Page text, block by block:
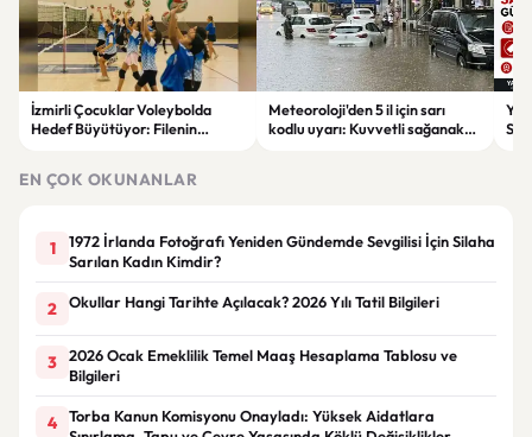
İzmirli Çocuklar Voleybolda
Hedef Büyütüyor: Filenin
Meteoroloji'den 5 il için sarı
kodlu uyarı: Kuvvetli sağanak
EN ÇOK OKUNANLAR
1
1972 İrlanda Fotoğrafı Yeniden Gündemde Sevgilisi İçin Silaha
Sarılan Kadın Kimdir?
2 Okullar Hangi Tarihte Açılacak? 2026 Yılı Tatil Bilgileri
3
2026 Ocak Emeklilik Temel Maaş Hesaplama Tablosu ve
Bilgileri
4
Torba Kanun Komisyonu Onayladı: Yüksek Aidatlara